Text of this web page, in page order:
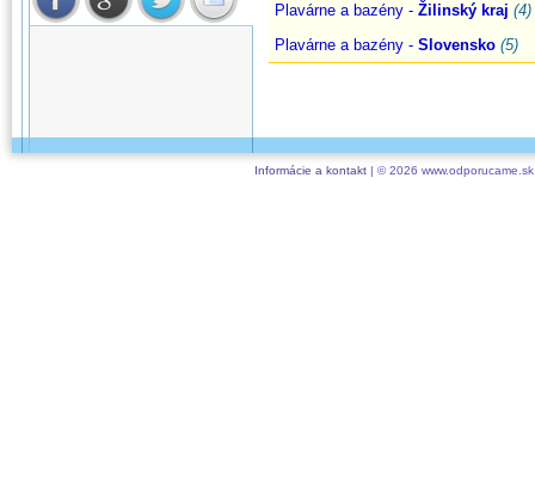
Plavárne a bazény - Žilinský kraj (4)
Plavárne a bazény - Slovensko (5)
Informácie a kontakt| © 2026